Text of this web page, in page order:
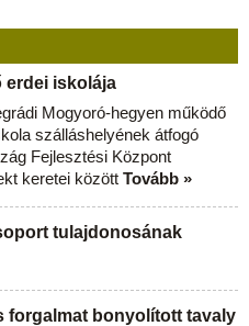
erdei iskolája
Mogyoró-hegyen működő
szálláshelyének átfogó
Fejlesztési Központ
keretei között Tovább »
tulajdonosának
forgalmat bonyolított tavaly